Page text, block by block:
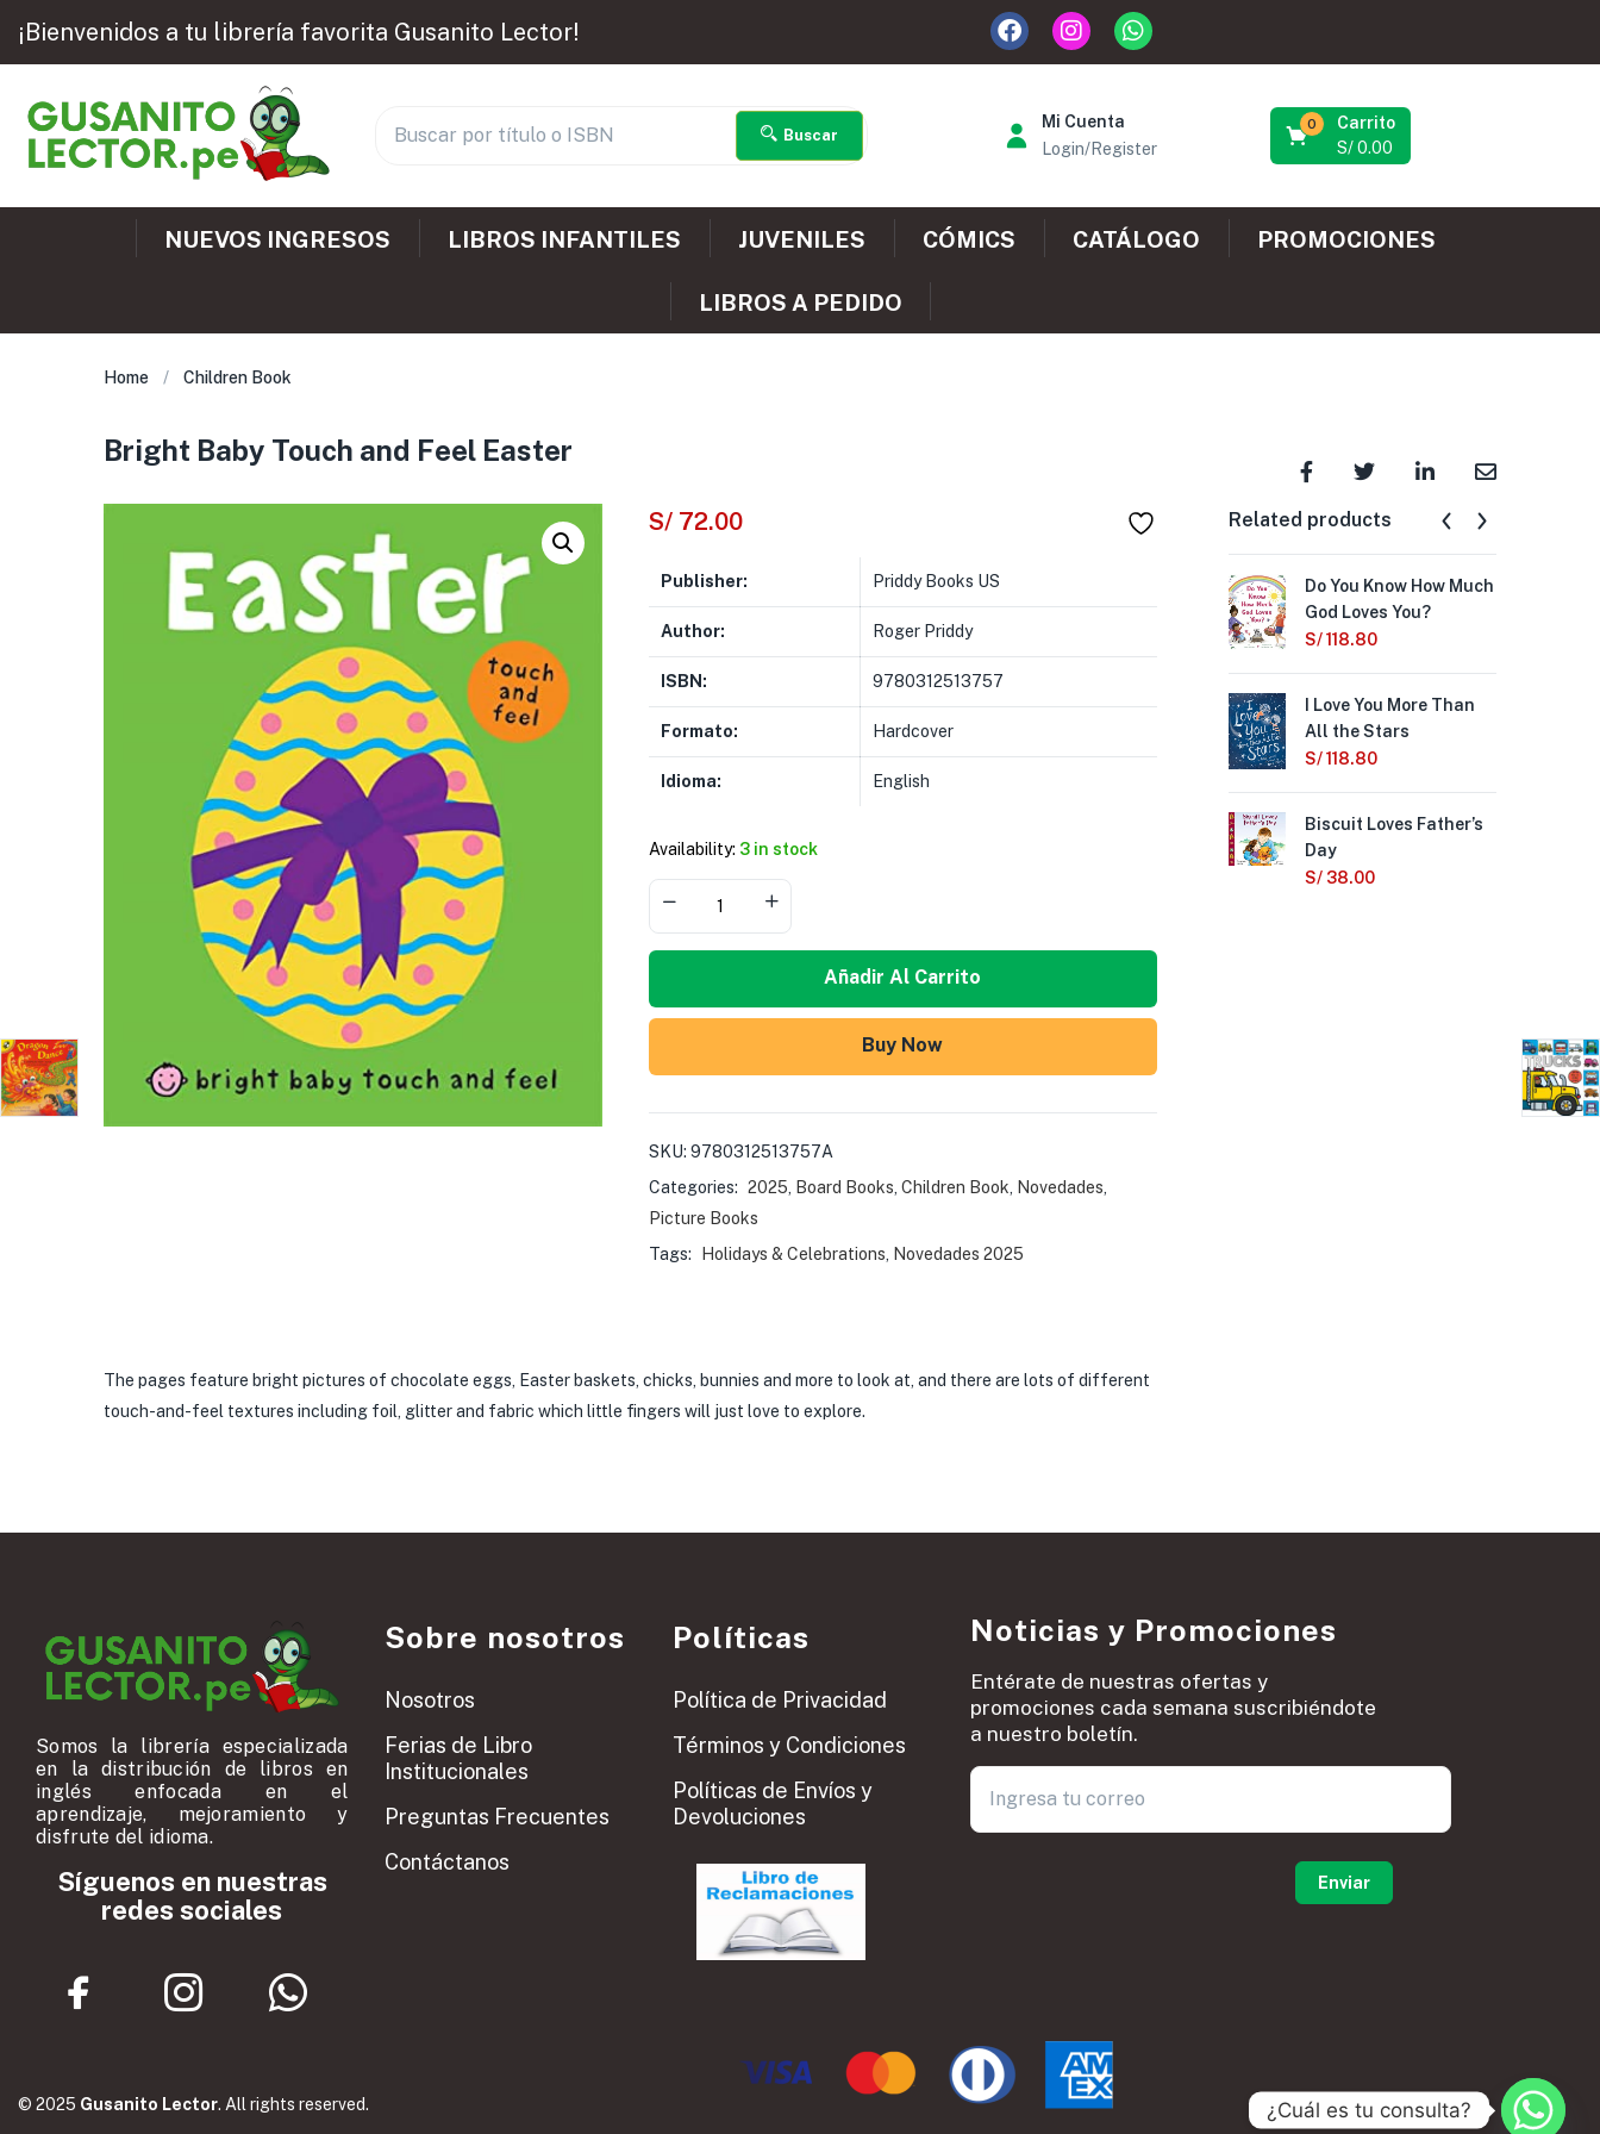
¡Bienvenidos a tu librería favorita Gusanito Lector!
Buscar
Mi Cuenta
Login/Register
Carrito
0
S/0.00
NUEVOS INGRESOS LIBROS INFANTILES JUVENILES CÓMICS CATÁLOGO PROMOCIONES
LIBROS A PEDIDO
Home Children Book
Bright Baby Touch and Feel Easter
S/72.00
Publisher: Priddy Books US
Author: Roger Priddy
ISBN: 9780312513757
Formato: Hardcover
Idioma: English
Availability: 3 in stock
Añadir Al Carrito
Buy Now
SKU: 9780312513757A
Categories: 2025 Board Books Children Book Novedades
Picture Books
Tags:
Holidays & Celebrations Novedades 2025
The pages feature bright pictures of chocolate eggs, Easter baskets, chicks, bunnies and more to look at, and there are lots of different
touch-and-feel textures including foil, glitter and fabric which little fingers will just love to explore.
Related products
Do You Know How Much
God Loves You?
S/118.80
I Love You More Than
All the Stars
S/118.80
Biscuit Loves Father’s
Day
S/ 38.00
Somos la librería especializada
en la distribución de libros en
inglés enfocada en el
aprendizaje, mejoramiento y
disfrute del idioma.
Síguenos en nuestras
redes sociales
Sobre nosotros
Nosotros
Ferias de Libro
Institucionales
Preguntas Frecuentes
Contáctanos
Políticas
Política de Privacidad
Términos y Condiciones
Políticas de Envíos y
Devoluciones
Noticias y Promociones
Entérate de nuestras ofertas y
promociones cada semana suscribiéndote
a nuestro boletín.
© 2025 Gusanito Lector. All rights reserved. ¿Cuál es tu consulta?